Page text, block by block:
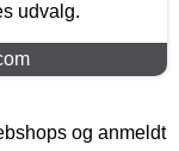
udvalg.
og anmeldt